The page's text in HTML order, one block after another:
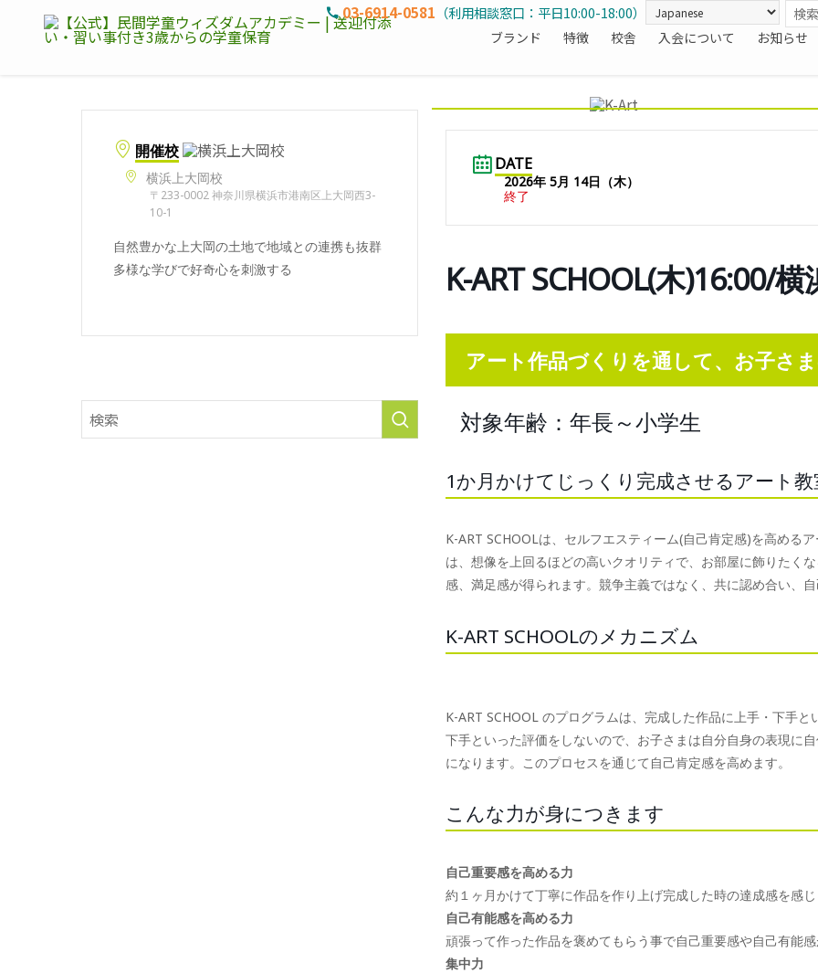
ブランド 特徴 校舎 入会について お知らせ
03-6914-0581 （利用相談窓口：平日10:00-18:00）
開催校
横浜上大岡校
〒233-0002 神奈川県横浜市港南区上大岡西3-
10-1
自然豊かな上大岡の土地で地域との連携も抜群
多様な学びで好奇心を刺激する
DATE
2026年 5月 14日（木）
終了
K-ART SCHOOL(木)16:00/
アート作品づくりを通して、お子さ
対象年齢：年長～小学生
1か月かけてじっくり完成させるアート教
K-ART SCHOOLは、セルフエスティーム(自己肯定感)を高める
は、想像を上回るほどの高いクオリティで、お部屋に飾りたく
感、満足感が得られます。競争主義ではなく、共に認め合い、自
K-ART SCHOOLのメカニズム
K-ART SCHOOL のプログラムは、完成した作品に上手・下手
下手といった評価をしないので、お子さまは自分自身の表現に
になります。このプロセスを通じて自己肯定感を高めます。
こんな力が身につきます
自己重要感を高める力
約１ヶ月かけて丁寧に作品を作り上げ完成した時の達成感を感じ
自己有能感を高める力
頑張って作った作品を褒めてもらう事で自己重要感や自己有能感
集中力